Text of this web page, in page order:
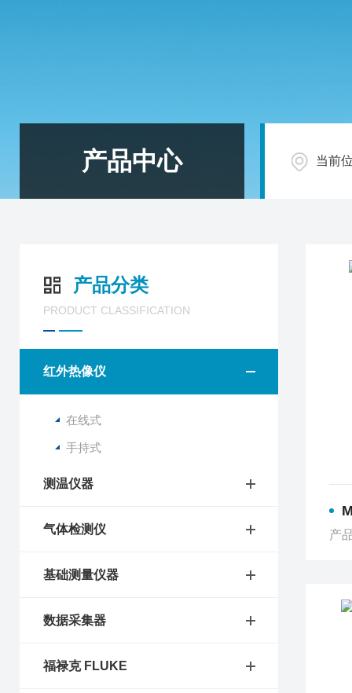
产品中心 当前
产品分类
PRODUCT CLASSIFICATION
红外热像仪
在线式
手持式
测温仪器
气体检测仪
基础测量仪器
数据采集器
福禄克 FLUKE
产